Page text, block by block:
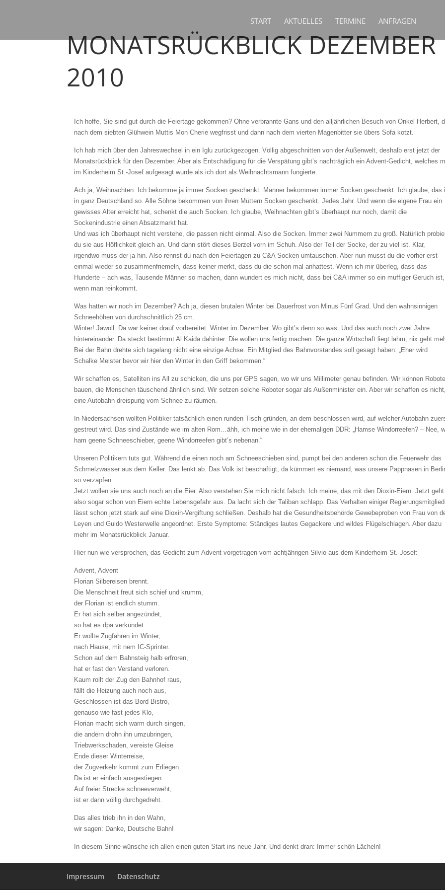
START AKTUELLES TERMINE ANFRAGEN
MONATSRÜCKBLICK DEZEMBER
2010
Ich hoffe, Sie sind gut durch die Feiertage gekommen? Ohne verbrannte Gans und den alljährlichen Besuch von Onkel Herbert,
nach dem siebten Glühwein Muttis Mon Cherie wegfrisst und dann nach dem vierten Magenbitter sie übers Sofa kotzt.
Ich hab mich über den Jahreswechsel in ein Iglu zurückgezogen. Völlig abgeschnitten von der Außenwelt, deshalb erst jetzt der
Monatsrückblick für den Dezember. Aber als Entschädigung für die Verspätung gibt’s nachträglich ein Advent-Gedicht, welches
im Kinderheim St.-Josef aufgesagt wurde als ich dort als Weihnachtsmann fungierte.
Ach ja, Weihnachten. Ich bekomme ja immer Socken geschenkt. Männer bekommen immer Socken geschenkt. Ich glaube, das
in ganz Deutschland so. Alle Söhne bekommen von ihren Müttern Socken geschenkt. Jedes Jahr. Und wenn die eigene Frau ein
gewisses Alter erreicht hat, schenkt die auch Socken. Ich glaube, Weihnachten gibt’s überhaupt nur noch, damit die
Sockenindustrie einen Absatzmarkt hat.
Und was ich überhaupt nicht verstehe, die passen nicht einmal. Also die Socken. Immer zwei Nummern zu groß. Natürlich
du sie aus Höflichkeit gleich an. Und dann stört dieses Berzel vorn im Schuh. Also der Teil der Socke, der zu viel ist. Klar,
irgendwo muss der ja hin. Also rennst du nach den Feiertagen zu C&A Socken umtauschen. Aber nun musst du die vorher erst
einmal wieder so zusammenfriemeln, dass keiner merkt, dass du die schon mal anhattest. Wenn ich mir überleg, dass das
Hunderte – ach was, Tausende Männer so machen, dann wundert es mich nicht, dass bei C&A immer so ein muffiger Geruch ist,
wenn man reinkommt.
Was hatten wir noch im Dezember? Ach ja, diesen brutalen Winter bei Dauerfrost von Minus Fünf Grad. Und den wahnsinnigen
Schneehöhen von durchschnittlich 25 cm.
Winter! Jawoll. Da war keiner drauf vorbereitet. Winter im Dezember. Wo gibt’s denn so was. Und das auch noch zwei Jahre
hintereinander. Da steckt bestimmt Al Kaida dahinter. Die wollen uns fertig machen. Die ganze Wirtschaft liegt lahm, nix geht
Bei der Bahn drehte sich tagelang nicht eine einzige Achse. Ein Mitglied des Bahnvorstandes soll gesagt haben: „Eher wird
Schalke Meister bevor wir hier den Winter in den Griff bekommen.“
Wir schaffen es, Satelliten ins All zu schicken, die uns per GPS sagen, wo wir uns Millimeter genau befinden. Wir können
bauen, die Menschen täuschend ähnlich sind. Wir setzen solche Roboter sogar als Außenminister ein. Aber wir schaffen es nicht,
eine Autobahn dreispurig vom Schnee zu räumen.
In Niedersachsen wollten Politiker tatsächlich einen runden Tisch gründen, an dem beschlossen wird, auf welcher Autobahn
gestreut wird. Das sind Zustände wie im alten Rom…ähh, ich meine wie in der ehemaligen DDR: „Hamse Windorreefen? – Nee,
ham geene Schneeschieber, geene Windorreefen gibt’s nebenan.“
Unseren Politikern tuts gut. Während die einen noch am Schneeschieben sind, pumpt bei den anderen schon die Feuerwehr das
Schmelzwasser aus dem Keller. Das lenkt ab. Das Volk ist beschäftigt, da kümmert es niemand, was unsere Pappnasen in
so verzapfen.
Jetzt wollen sie uns auch noch an die Eier. Also verstehen Sie mich nicht falsch. Ich meine, das mit den Dioxin-Eiern. Jetzt geht
also sogar schon von Eiern echte Lebensgefahr aus. Da lacht sich der Taliban schlapp. Das Verhalten einiger
lässt schon jetzt stark auf eine Dioxin-Vergiftung schließen. Deshalb hat die Gesundheitsbehörde Gewebeproben von Frau von
Leyen und Guido Westerwelle angeordnet. Erste Symptome: Ständiges lautes Gegackere und wildes Flügelschlagen. Aber dazu
mehr im Monatsrückblick Januar.
Hier nun wie versprochen, das Gedicht zum Advent vorgetragen vom achtjährigen Silvio aus dem Kinderheim St.-Josef:
Advent, Advent
Florian Silbereisen brennt.
Die Menschheit freut sich schief und krumm,
der Florian ist endlich stumm.
Er hat sich selber angezündet,
so hat es dpa verkündet.
Er wollte Zugfahren im Winter,
nach Hause, mit nem IC-Sprinter.
Schon auf dem Bahnsteig halb erfroren,
hat er fast den Verstand verloren.
Kaum rollt der Zug den Bahnhof raus,
fällt die Heizung auch noch aus,
Geschlossen ist das Bord-Bistro,
genauso wie fast jedes Klo,
Florian macht sich warm durch singen,
die andern drohn ihn umzubringen,
Triebwerkschaden, vereiste Gleise
Ende dieser Winterreise,
der Zugverkehr kommt zum Erliegen.
Da ist er einfach ausgestiegen.
Auf freier Strecke schneeverweht,
ist er dann völlig durchgedreht.
Das alles trieb ihn in den Wahn,
wir sagen: Danke, Deutsche Bahn!
In diesem Sinne wünsche ich allen einen guten Start ins neue Jahr. Und denkt dran: Immer schön Lächeln!
Impressum Datenschutz